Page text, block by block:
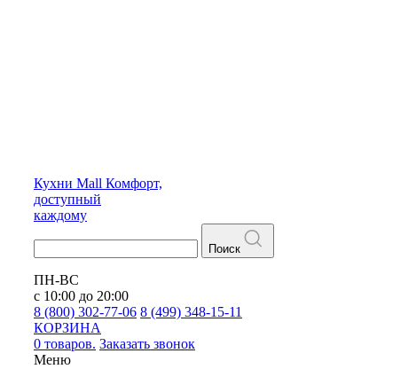
Кухни Mall Комфорт,
доступный
каждому
Поиск
ПН-ВС
с 10:00 до 20:00
8 (800) 302-77-06 8 (499) 348-15-11
КОРЗИНА
0 товаров. Заказать звонок
Меню